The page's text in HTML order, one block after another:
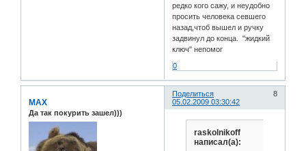
редко кого сажу, и неудобно
просить человека севшего
назад,чтоб вышел и ручку
задвинул до конца. "жидкий
ключ" непомог
0
Поделиться
8
05.02.2009 03:30:42
MAX
Да так покурить зашел)))
raskolnikoff
написал(а):